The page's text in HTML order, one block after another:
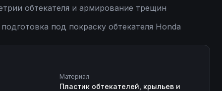
обтекателя и армирование трещин
под покраску обтекателя Honda
Материал
Пластик обтекателей, крыльев и